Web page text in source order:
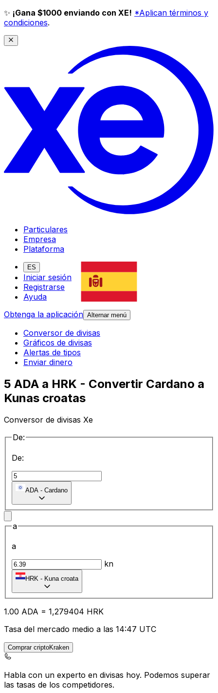
✨ ¡Gana $1000 enviando con XE! *Aplican términos y
condiciones.
Particulares
Empresa
Plataforma
ES
Iniciar sesión
Registrarse
Ayuda
Obtenga la aplicación Alternar menú
Conversor de divisas
Gráficos de divisas
Alertas de tipos
Enviar dinero
5 ADA a HRK - Convertir Cardano a
Kunas croatas
Conversor de divisas Xe
De:
De:
ADA - Cardano
a
a
kn
HRK - Kuna croata
1.00 ADA = 1,279404 HRK
Tasa del mercado medio a las 14:47 UTC
Comprar criptoKraken
Habla con un experto en divisas hoy. Podemos superar
las tasas de los competidores.